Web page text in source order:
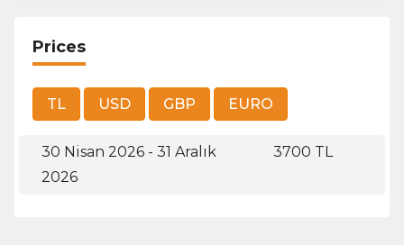
Prices
30 Nisan 2026 - 31 Aralık
2026
3700 TL